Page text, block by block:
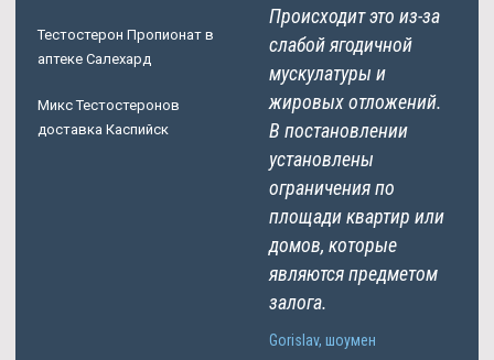
Тестостерон Пропионат в
аптеке Салехард
Микс Тестостеронов
доставка Каспийск
Происходит это из-за
слабой ягодичной
мускулатуры и
жировых отложений.
В постановлении
установлены
ограничения по
площади квартир или
домов, которые
являются предметом
залога.
Gorislav, шоумен